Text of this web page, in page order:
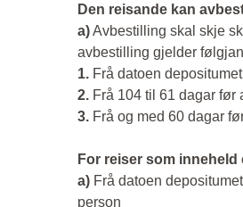
Den reisande kan
a)Avbestilling skal skje
avbestilling gjelder
1. Frå datoen
2. Frå 104 til 61 dagar
3. Frå og med 60 dagar
For reiser som
a) Frå datoen
person